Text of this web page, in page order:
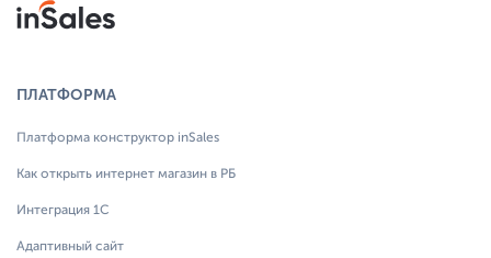
ПЛАТФОРМА
Платформа конструктор inSales
Как открыть интернет магазин в РБ
Интеграция 1С
Адаптивный сайт